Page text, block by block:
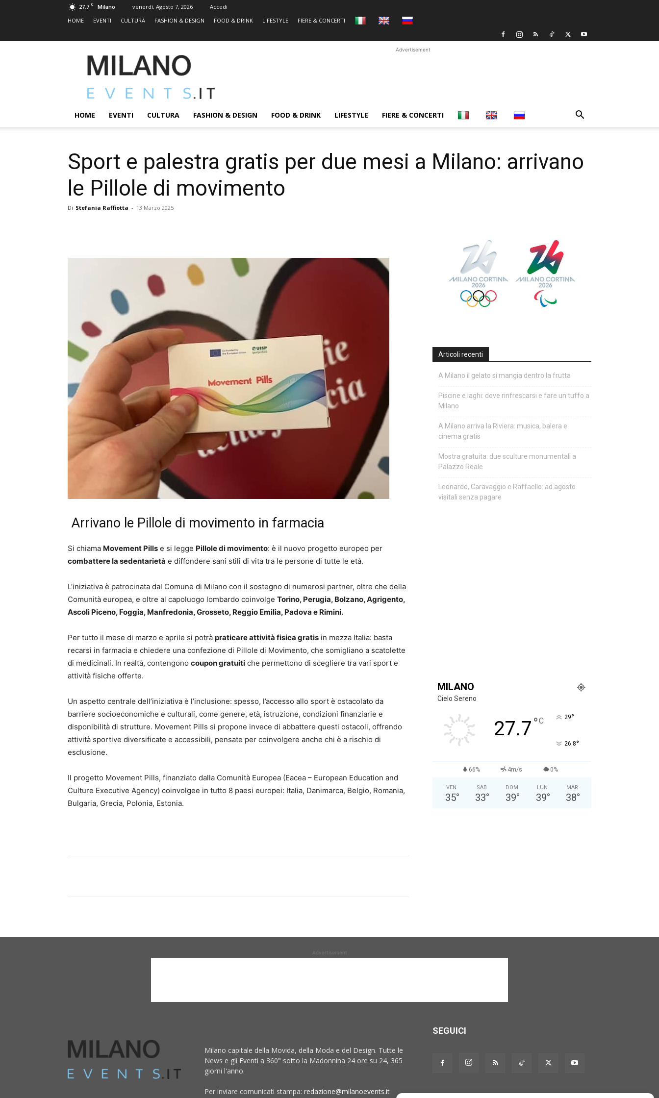
27.7 C Milano venerdì, Agosto 7, 2026
Accedi
HOME
EVENTI CULTURA FASHION & DESIGN FOOD & DRINK LIFESTYLE FIERE & CONCERTI
MILANOEVENTS.IT
|
2.0
ed
Eventi
Advertisement
HOME EVENTI CULTURA FASHION & DESIGN FOOD & DRINK LIFESTYLE FIERE & CONCERTI
Sport e palestra gratis per due mesi a Milano: arrivano
le Pillole di movimento
Di Stefania Raffiotta - 13 Marzo 2025
Arrivano le Pillole di movimento in farmacia
Si chiama Movement Pills e si legge Pillole di movimento: è il nuovo progetto europeo per
combattere la sedentarietà e diffondere sani stili di vita tra le persone di tutte le età.
L’iniziativa è patrocinata dal Comune di Milano con il sostegno di numerosi partner, oltre che della
Comunità europea, e oltre al capoluogo lombardo coinvolge Torino, Perugia, Bolzano, Agrigento,
Ascoli Piceno, Foggia, Manfredonia, Grosseto, Reggio Emilia, Padova e Rimini.
Per tutto il mese di marzo e aprile si potrà praticare attività fisica gratis in mezza Italia: basta
recarsi in farmacia e chiedere una confezione di Pillole di Movimento, che somigliano a scatolette
di medicinali. In realtà, contengono coupon gratuiti che permettono di scegliere tra vari sport e
attività fisiche offerte.
Un aspetto centrale dell’iniziativa è l’inclusione: spesso, l’accesso allo sport è ostacolato da
barriere socioeconomiche e culturali, come genere, età, istruzione, condizioni finanziarie e
disponibilità di strutture. Movement Pills si propone invece di abbattere questi ostacoli, offrendo
attività sportive diversificate e accessibili, pensate per coinvolgere anche chi è a rischio di
esclusione.
Il progetto Movement Pills, finanziato dalla Comunità Europea (Eacea – European Education and
Culture Executive Agency) coinvolgee in tutto 8 paesi europei: Italia, Danimarca, Belgio, Romania,
Bulgaria, Grecia, Polonia, Estonia.
Articoli recenti
A Milano il gelato si mangia dentro la frutta
Piscine e laghi: dove rinfrescarsi e fare un tuffo a
Milano
A Milano arriva la Riviera: musica, balera e
cinema gratis
Mostra gratuita: due sculture monumentali a
Palazzo Reale
Leonardo, Caravaggio e Raffaello: ad agosto
visitali senza pagare
MILANO
Cielo Sereno
27.7°C 29°
26.8°
66% 4m/s 0%
VEN
35°
SAB
33°
DOM
39°
LUN
39°
MAR
38°
Advertisement
Milano capitale della Movida, della Moda e del Design. Tutte le
News e gli Eventi a 360° sotto la Madonnina 24 ore su 24, 365
giorni l'anno.
Per inviare comunicati stampa: redazione@milanoevents.it
SEGUICI